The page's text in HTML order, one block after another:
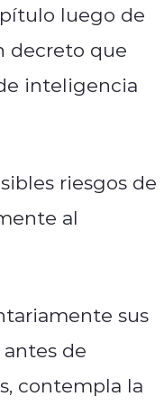
luego de
decreto que
inteligencia
riesgos de
al
sus
de
contempla la